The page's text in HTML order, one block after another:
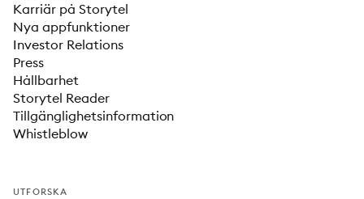
Karriär på Storytel
Nya appfunktioner
Investor Relations
Press
Hållbarhet
Storytel Reader
Tillgänglighetsinformation
Whistleblow
UTFORSKA